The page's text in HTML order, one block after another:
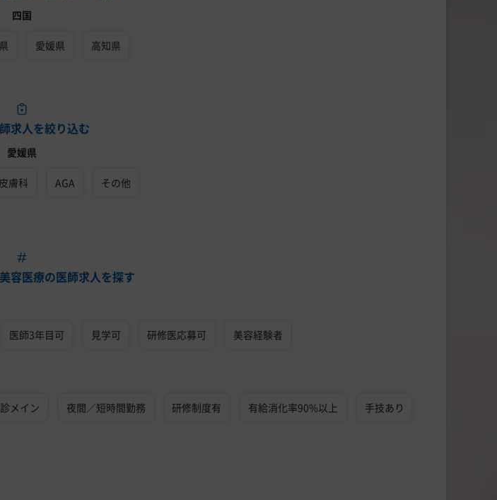
四国
愛媛県 高知県
求人を絞り込む
愛媛県
膚科 AGA その他
容医療の医師求人を探す
医師3年目可 見学可 研修医応募可 美容経験者
メイン 夜間／短時間勤務 研修制度有 有給消化率90%以上 手技あり